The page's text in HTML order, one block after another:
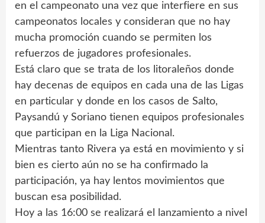
en el campeonato una vez que interfiere en sus
campeonatos locales y consideran que no hay
mucha promoción cuando se permiten los
refuerzos de jugadores profesionales.
Está claro que se trata de los litoraleños donde
hay decenas de equipos en cada una de las Ligas
en particular y donde en los casos de Salto,
Paysandú y Soriano tienen equipos profesionales
que participan en la Liga Nacional.
Mientras tanto Rivera ya está en movimiento y si
bien es cierto aún no se ha confirmado la
participación, ya hay lentos movimientos que
buscan esa posibilidad.
Hoy a las 16:00 se realizará el lanzamiento a nivel